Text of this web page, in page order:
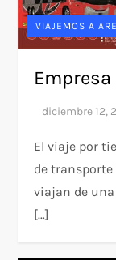
VIAJEMOS A
Empresa
El viaje por
de
viajan de
[…]